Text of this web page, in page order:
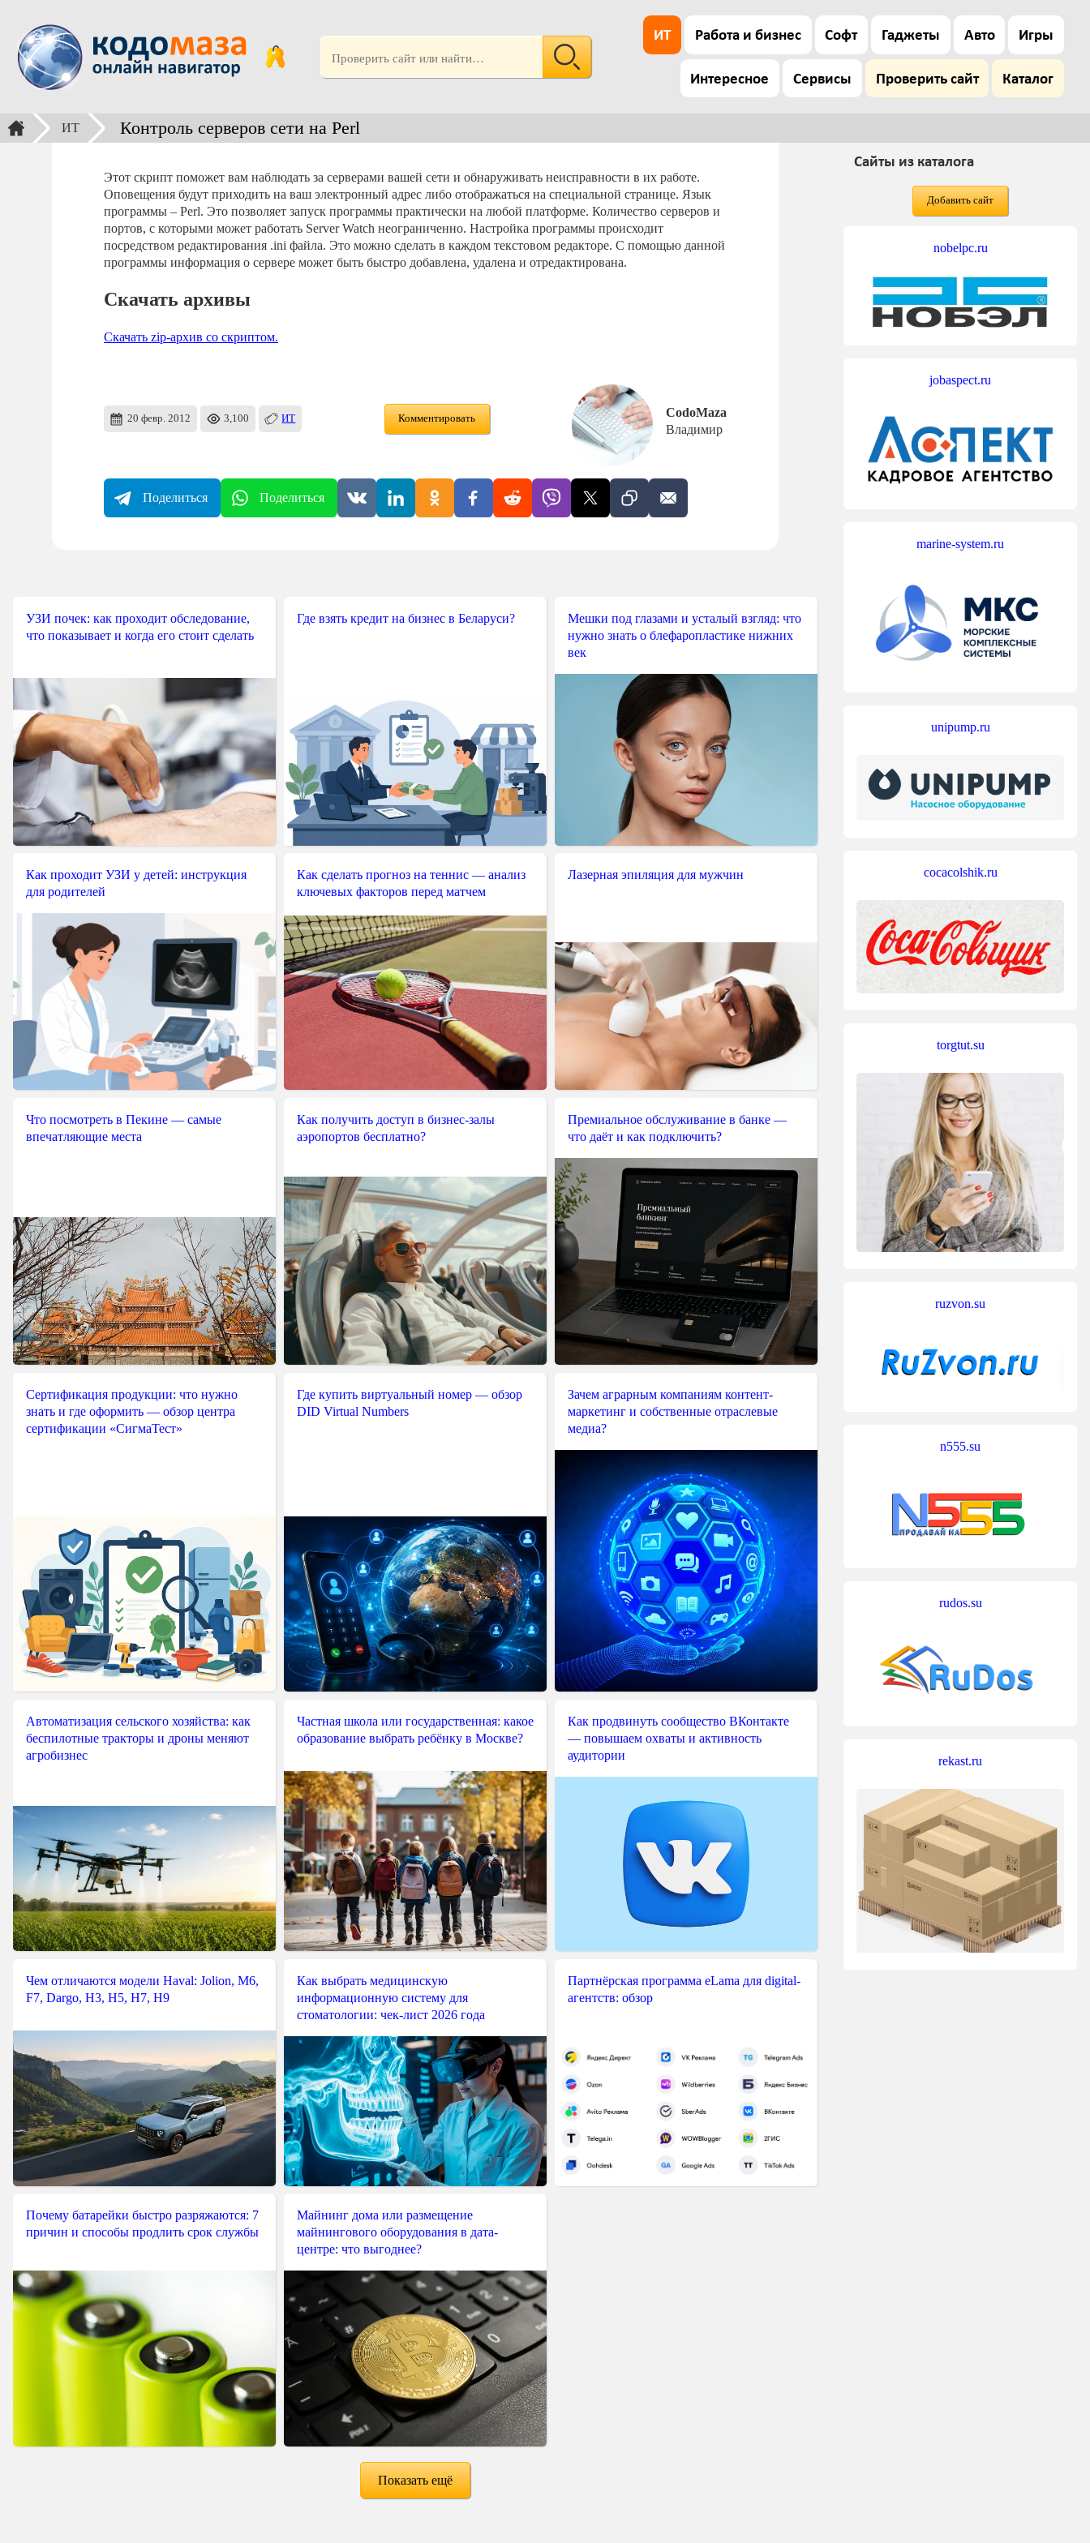
ИТ Работа и бизнес Софт Гаджеты Авто Игры
Интересное Сервисы Проверить сайт Каталог
ИТ Контроль серверов сети на Perl
Этот скрипт поможет вам наблюдать за серверами вашей сети и обнаруживать неисправности в их работе.
Оповещения будут приходить на ваш электронный адрес либо отображаться на специальной странице. Язык
программы – Perl. Это позволяет запуск программы практически на любой платформе. Количество серверов и
портов, с которыми может работать Server Watch неограниченно. Настройка программы происходит
посредством редактирования .ini файла. Это можно сделать в каждом текстовом редакторе. С помощью данной
программы информация о сервере может быть быстро добавлена, удалена и отредактирована.
Скачать архивы
Скачать zip-архив со скриптом.
20 февр. 2012 3,100 ИТ Комментировать
CodoMaza
Владимир
Поделиться Поделиться
УЗИ почек: как проходит обследование,
что показывает и когда его стоит сделать
Где взять кредит на бизнес в Беларуси?
Мешки под глазами и усталый взгляд: что
нужно знать о блефаропластике нижних
век
Как проходит УЗИ у детей: инструкция
для родителей
Как сделать прогноз на теннис — анализ
ключевых факторов перед матчем
Лазерная эпиляция для мужчин
Что посмотреть в Пекине — самые
впечатляющие места
Как получить доступ в бизнес-залы
аэропортов бесплатно?
Премиальное обслуживание в банке —
что даёт и как подключить?
Сертификация продукции: что нужно
знать и где оформить — обзор центра
сертификации «СигмаТест»
Где купить виртуальный номер — обзор
DID Virtual Numbers
Зачем аграрным компаниям контент-
маркетинг и собственные отраслевые
медиа?
Автоматизация сельского хозяйства: как
беспилотные тракторы и дроны меняют
агробизнес
Частная школа или государственная: какое
образование выбрать ребёнку в Москве?
Как продвинуть сообщество ВКонтакте
— повышаем охваты и активность
аудитории
Чем отличаются модели Haval: Jolion, M6,
F7, Dargo, H3, H5, H7, H9
Как выбрать медицинскую
информационную систему для
стоматологии: чек-лист 2026 года
Партнёрская программа eLama для digital-
агентств: обзор
Почему батарейки быстро разряжаются: 7
причин и способы продлить срок службы
Майнинг дома или размещение
майнингового оборудования в дата-
центре: что выгоднее?
Показать ещё
Сайты из каталога
Добавить сайт
nobelpc.ru
jobaspect.ru
marine-system.ru
unipump.ru
cocacolshik.ru
torgtut.su
ruzvon.su
n555.su
rudos.su
rekast.ru